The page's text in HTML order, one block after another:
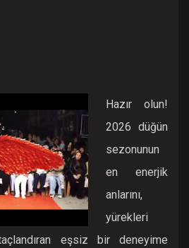
Hazır olun!
2026 düğün
sezonunun
en enerjik
anlarını,
yürekleri
eşsiz bir deneyime